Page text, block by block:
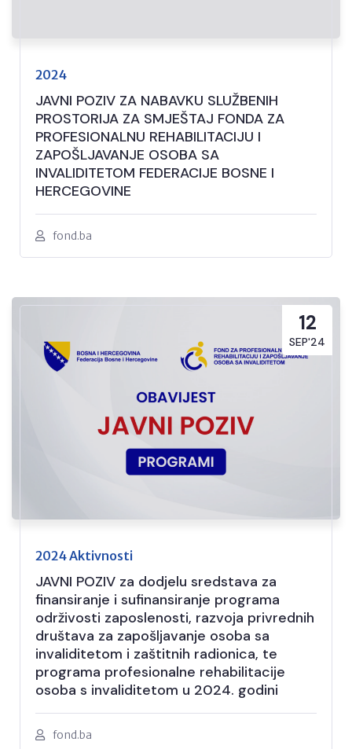
2024
JAVNI POZIV ZA NABAVKU SLUŽBENIH
PROSTORIJA ZA SMJEŠTAJ FONDA ZA
PROFESIONALNU REHABILITACIJU I
ZAPOŠLJAVANJE OSOBA SA
INVALIDITETOM FEDERACIJE BOSNE I
HERCEGOVINE
fond.ba
12
SEP'24
2024 Aktivnosti
JAVNI POZIV za dodjelu sredstava za
finansiranje i sufinansiranje programa
održivosti zaposlenosti, razvoja privrednih
društava za zapošljavanje osoba sa
invaliditetom i zaštitnih radionica, te
programa profesionalne rehabilitacije
osoba s invaliditetom u 2024. godini
fond.ba